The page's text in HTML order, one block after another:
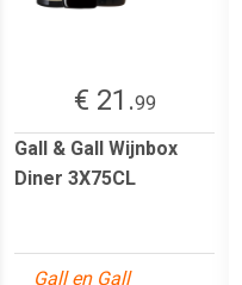
€ 21.99
Gall & Gall Wijnbox
Diner 3X75CL
Gall en Gall